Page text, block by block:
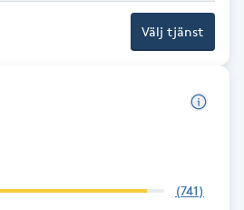
Välj tjänst
(741)